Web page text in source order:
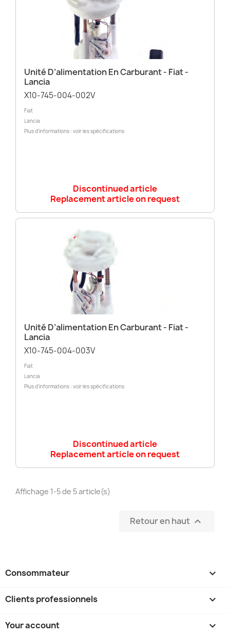
Unité D’alimentation En Carburant - Fiat -
Lancia
X10-745-004-002V
Fiat
Lancia
Plus d’informations : voir les spécifications
Discontinued article
Replacement article on request
Unité D’alimentation En Carburant - Fiat -
Lancia
X10-745-004-003V
Fiat
Lancia
Plus d’informations : voir les spécifications
Discontinued article
Replacement article on request
Affichage 1-5 de 5 article(s)
Retour en haut 
Consommateur 
Clients professionnels 
Your account 